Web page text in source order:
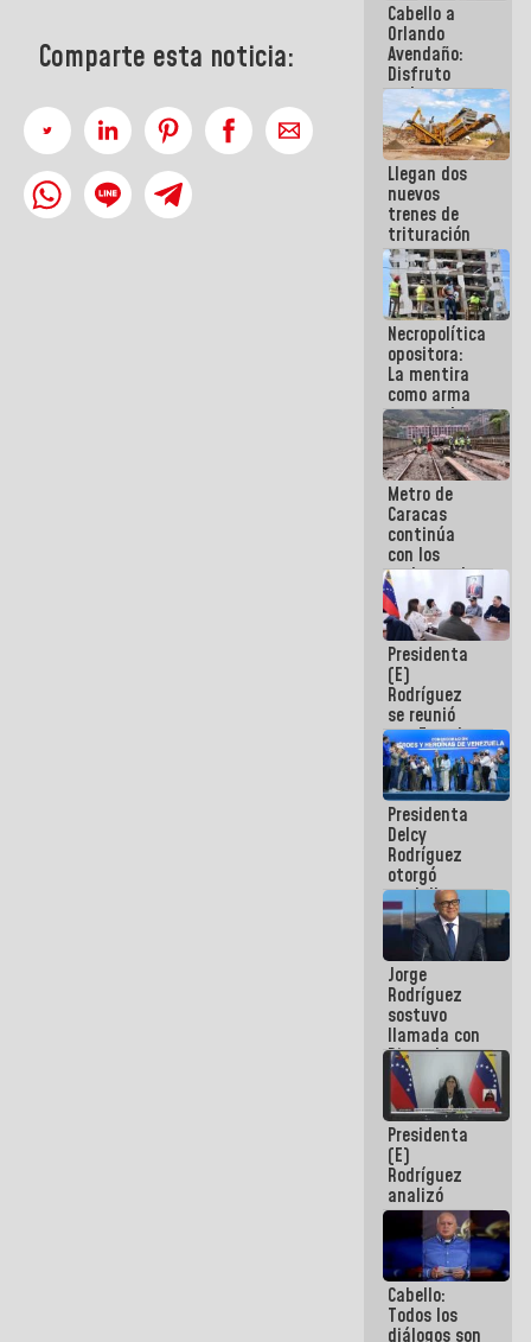
Comparte esta noticia:
Cabello a
Orlando
Avendaño:
Disfruto
cada vez
que escribes
porque lo
que haces
es
embarrarla
Llegan dos
nuevos
trenes de
trituración
para
optimizar
manejo de
escombros
en La Guaira
Necropolítica
opositora:
La mentira
como arma
contra el
Pueblo
Metro de
Caracas
continúa
con los
trabajos de
mantenimiento
e inspección
en la Línea 2
Presidenta
(E)
Rodríguez
se reunió
con Estado
Mayor
Eléctrico
para
abordar
planes de
acción
Presidenta
Delcy
Rodríguez
otorgó
medalla
"Héroe de
Venezuela"
a servidores
públicos
Jorge
Rodríguez
sostuvo
llamada con
Dinorah
Figuera y
acuerdan
primer
encuentro
presencial
para el
diálogo
Presidenta
(E)
Rodríguez
analizó
junto a
gobernadores
planes de
recuperación
del Sistema
Eléctrico
Cabello:
Todos los
diálogos son